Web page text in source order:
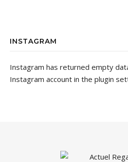
INSTAGRAM
Instagram has returned empty
Instagram account in the plugin